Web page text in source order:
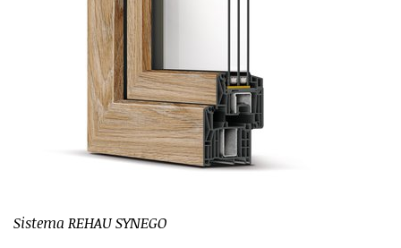
Sistema REHAU SYNEGO